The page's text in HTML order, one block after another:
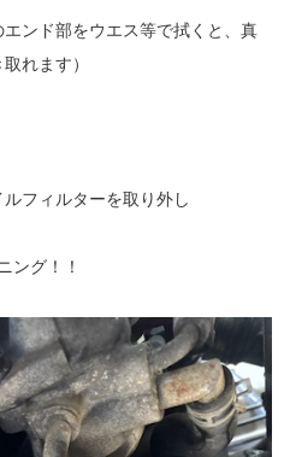
エンド部をウエス等で拭くと、真
れます）
フィルターを取り外し
ング！！